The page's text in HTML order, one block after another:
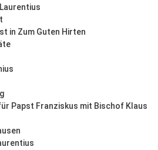
in Zum Guten Hirten
Papst Franziskus mit Bischof Klaus